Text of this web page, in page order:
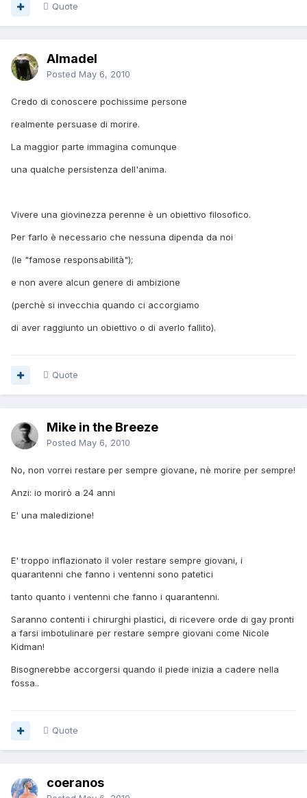
Quote
Almadel
Posted May 6, 2010
Credo di conoscere pochissime persone
realmente persuase di morire.
La maggior parte immagina comunque
una qualche persistenza dell'anima.
Vivere una giovinezza perenne è un obiettivo filosofico.
Per farlo è necessario che nessuna dipenda da noi
(le "famose responsabilità");
e non avere alcun genere di ambizione
(perchè si invecchia quando ci accorgiamo
di aver raggiunto un obiettivo o di averlo fallito).
Quote
Mike in the Breeze
Posted May 6, 2010
No, non vorrei restare per sempre giovane, nè morire per sempre!
Anzi: io morirò a 24 anni
E' una maledizione!
E' troppo inflazionato il voler restare sempre giovani, i
quarantenni che fanno i ventenni sono patetici
tanto quanto i ventenni che fanno i quarantenni.
Saranno contenti i chirurghi plastici, di ricevere orde di gay pronti
a farsi imbotulinare per restare sempre giovani come Nicole
Kidman!
Bisognerebbe accorgersi quando il piede inizia a cadere nella
fossa..
Quote
coeranos